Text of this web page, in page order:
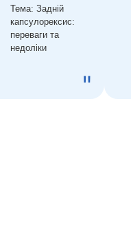
Тема: Задній
капсулорексис:
переваги та
недоліки